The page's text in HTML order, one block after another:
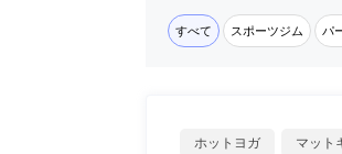
すべて スポーツジム パ
ホットヨガ マット